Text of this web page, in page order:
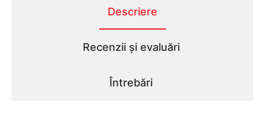
Descriere
Recenzii și evaluări
Întrebări